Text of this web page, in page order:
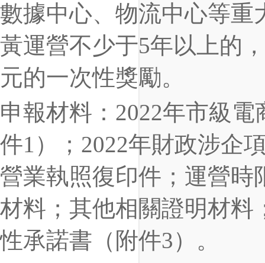
數據中心、物流中心等重
黃運營不少于5年以上的
元的一次性獎勵。
申報材料：2022年市級
件1）；2022年財政涉企
營業執照復印件；運營時
材料；其他相關證明材料
性承諾書（附件3）。